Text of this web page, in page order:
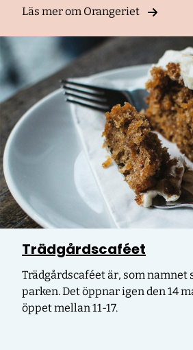
Läs mer om Orangeriet
Trädgårdscaféet
Trädgårdscaféet är, som namnet
parken. Det öppnar igen den 14
öppet mellan 11-17.